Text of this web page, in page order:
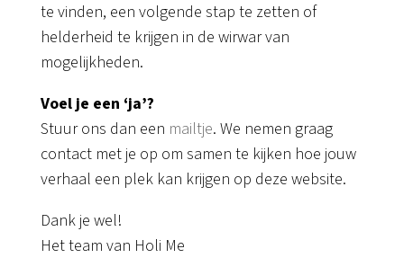
te vinden, een volgende stap te zetten of
helderheid te krijgen in de wirwar van
mogelijkheden.
Voel je een ‘ja’?
Stuur ons dan een mailtje. We nemen graag
contact met je op om samen te kijken hoe jouw
verhaal een plek kan krijgen op deze website.
Dank je wel!
Het team van Holi Me